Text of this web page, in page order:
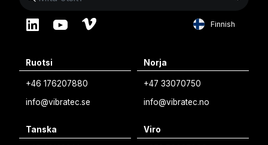
Finnish
Swedish
Ruotsi
+46 176207880
info@vibratec.se
Norja
+47 33070750
info@vibratec.no
Tanska Viro